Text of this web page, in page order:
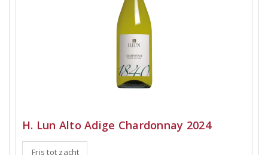
H. Lun Alto Adige Chardonnay 2024
Fris tot zacht